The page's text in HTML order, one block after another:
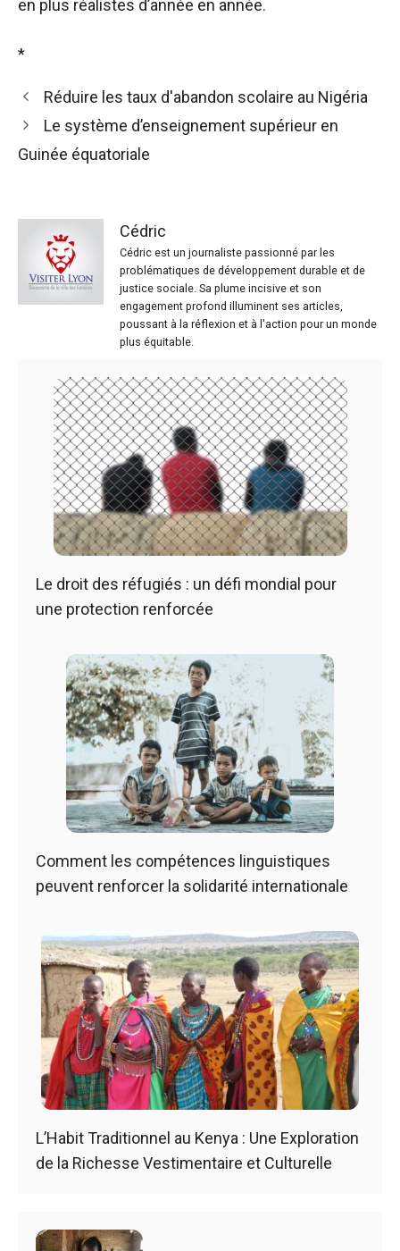
en plus réalistes d’année en année.
*
Réduire les taux d'abandon scolaire au Nigéria
Le système d’enseignement supérieur en
Guinée équatoriale
Cédric
Cédric est un journaliste passionné par les
problématiques de développement durable et de
justice sociale. Sa plume incisive et son
engagement profond illuminent ses articles,
poussant à la réflexion et à l'action pour un monde
plus équitable.
Le droit des réfugiés : un défi mondial pour
une protection renforcée
Comment les compétences linguistiques
peuvent renforcer la solidarité internationale
L’Habit Traditionnel au Kenya : Une Exploration
de la Richesse Vestimentaire et Culturelle